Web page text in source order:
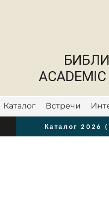
ACADEMIC
Каталог Встречи
Новости
Каталог 2026